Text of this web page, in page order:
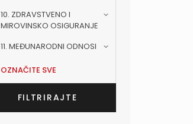
10. ZDRAVSTVENO I
MIROVINSKO OSIGURANJE
11. MEĐUNARODNI ODNOSI
OZNAČITE SVE